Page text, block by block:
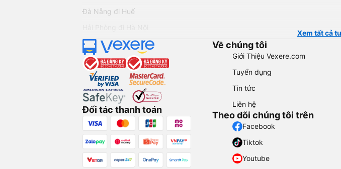
Đà Nẵng đi Huế
Xem tất cả
Đối tác thanh toán
Về chúng tôi
Giới Thiệu Vexere.com
Tuyển dụng
Tin tức
Liên hệ
Theo dõi chúng tôi trên
Facebook
Tiktok
Youtube